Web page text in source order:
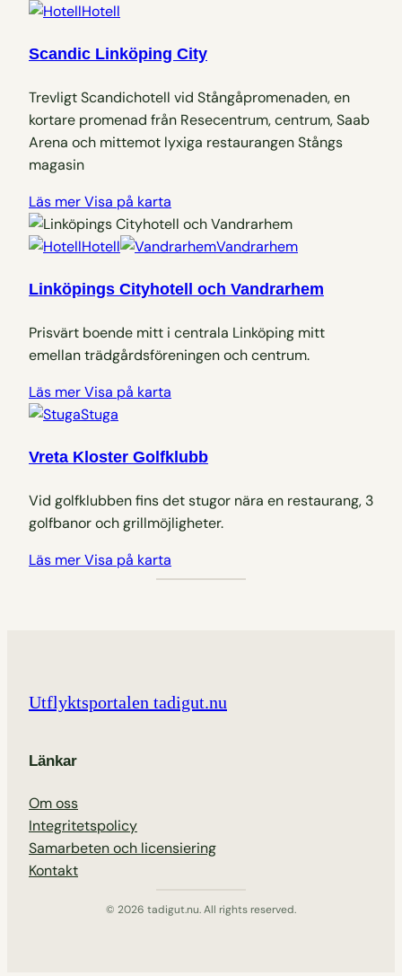
Hotell
Scandic Linköping City
Trevligt Scandichotell vid Stångåpromenaden, en
kortare promenad från Resecentrum, centrum, Saab
Arena och mittemot lyxiga restaurangen Stångs
magasin
Läs merVisa på karta
Hotell Vandrarhem
Linköpings Cityhotell och Vandrarhem
Prisvärt boende mitt i centrala Linköping mitt
emellan trädgårdsföreningen och centrum.
Läs merVisa på karta
Stuga
Vreta Kloster Golfklubb
Vid golfklubben fins det stugor nära en restaurang, 3
golfbanor och grillmöjligheter.
Läs merVisa på karta
Utflyktsportalen tadigut.nu
Länkar
Om oss
Integritetspolicy
Samarbeten och licensiering
Kontakt
© 2026 tadigut.nu. All rights reserved.